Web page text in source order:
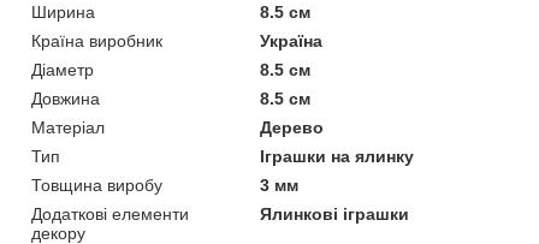
Ширина
8.5 см
Країна виробник
Україна
Діаметр
8.5 см
Довжина
8.5 см
Матеріал
Дерево
Тип
Іграшки на ялинку
Товщина виробу
3 мм
Додаткові елементи
декору
Ялинкові іграшки